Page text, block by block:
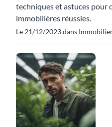
techniques et astuces pour
immobilières réussies.
Le 21/12/2023 dans